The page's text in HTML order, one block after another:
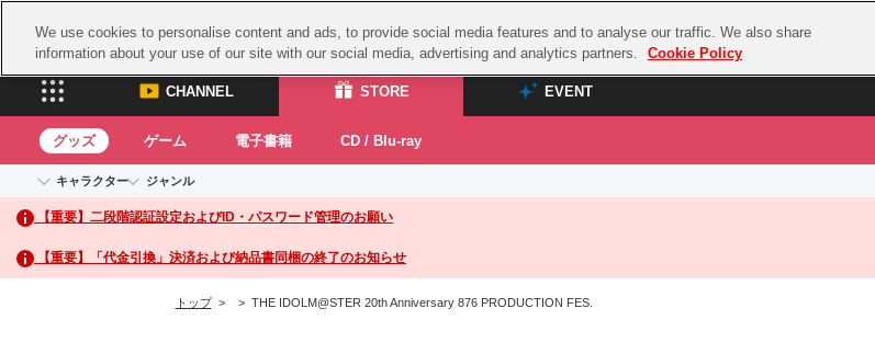
CHANNEL STORE EVENT
CHANNEL
ASOBI CHANNEL TOP
STORE
ASOBI STORE TOP
グッズ
EVENT
ASOBI STAGE
グッズ ゲーム 電子書籍 CD / Blu-ray
キャラクター
アイドルマスターシリーズ
アイドルマスター
アイドルマスター シンデレラガールズ
アイドルマスター ミリオンライブ！
ラブライブ！サンシャイン‼
ジャンル
イベントグッズ
トイ・ホビー
【重要】二段階認証設定およびID・パスワード管理のお願い
【重要】「代金引換」決済および納品書同梱の終了のお知らせ
トップ> > THE IDOLM@STER 20th Anniversary 876 PRODUCTION FES.
We use cookies to personalise content and ads, to provide social media features and to analyse our traffic. We also share
information about your use of our site with our social media, advertising and analytics partners.
Cookie Policy